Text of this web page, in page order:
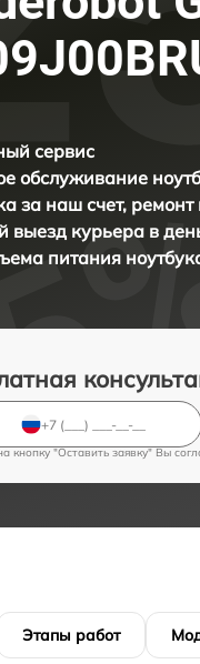
сервис
обслуживание
за наш счет,
выезд курьера в
питания
кнопку "Оставить заявку" Вы
Этапы работ